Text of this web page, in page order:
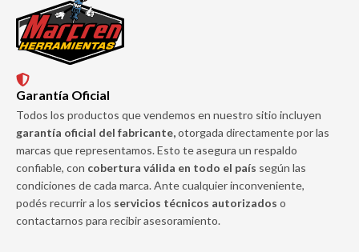
Garantía Oficial
Todos los productos que vendemos en nuestro sitio incluyen
garantía oficial del fabricante,otorgada directamente por las
marcas que representamos. Esto te asegura un respaldo
confiable, con cobertura válida en todo el país según las
condiciones de cada marca. Ante cualquier inconveniente,
podés recurrir a los servicios técnicos autorizados o
contactarnos para recibir asesoramiento.